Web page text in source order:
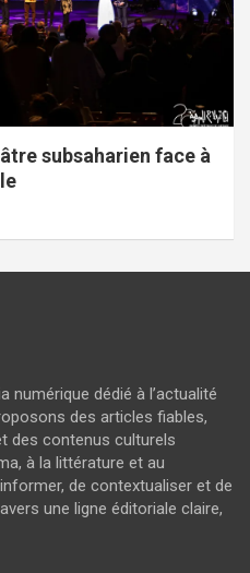
subsaharien face à
numérique dédié à l’actualité
des articles fiables,
des contenus culturels
à la littérature et au
de contextualiser et de
une ligne éditoriale claire,